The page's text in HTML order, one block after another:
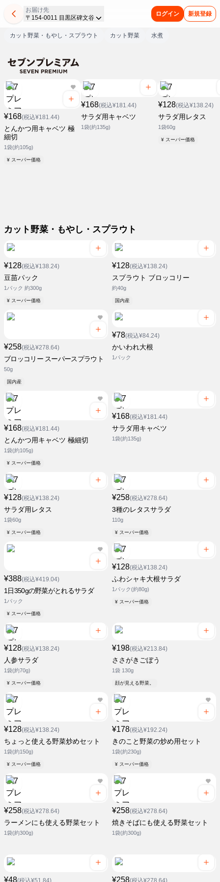
お届け先
〒154-0011 目黒区碑文谷
ログイン 新規登録
カット野菜・もやし・スプラウト カット野菜 水煮
¥168(税込¥181.44)
とんかつ用キャベツ 極
細切
1袋(約105g)
¥ スーパー価格
¥168(税込¥181.44)
サラダ用キャベツ
1袋(約135g)
¥128(税込¥138.24)
サラダ用レタス
1袋60g
¥ スーパー価格
カット野菜・もやし・スプラウト
¥128(税込¥138.24)
豆苗パック
1パック 約300g
¥ スーパー価格
¥128(税込¥138.24)
スプラウト ブロッコリー
約40g
国内産
¥258(税込¥278.64)
ブロッコリー スーパースプラウト
50g
国内産
¥78(税込¥84.24)
かいわれ大根
1パック
¥168(税込¥181.44)
とんかつ用キャベツ 極細切
1袋(約105g)
¥ スーパー価格
¥168(税込¥181.44)
サラダ用キャベツ
1袋(約135g)
¥128(税込¥138.24)
サラダ用レタス
1袋60g
¥ スーパー価格
¥258(税込¥278.64)
3種のレタスサラダ
110g
¥ スーパー価格
¥388(税込¥419.04)
1日350gの野菜がとれるサラダ
1パック
¥ スーパー価格
¥128(税込¥138.24)
ふわシャキ大根サラダ
1パック(約80g)
¥ スーパー価格
¥128(税込¥138.24)
人参サラダ
1袋(約70g)
¥ スーパー価格
¥198(税込¥213.84)
ささがきごぼう
1袋 130g
顔が見える野菜。
¥128(税込¥138.24)
ちょっと使える野菜炒めセット
1袋(約150g)
¥ スーパー価格
¥178(税込¥192.24)
きのこと野菜の炒め用セット
1袋(約230g)
¥ スーパー価格
¥258(税込¥278.64)
ラーメンにも使える野菜セット
1袋(約300g)
¥258(税込¥278.64)
焼きそばにも使える野菜セット
1袋(約300g)
¥48(税込¥51.84) ¥258(税込¥278.64)